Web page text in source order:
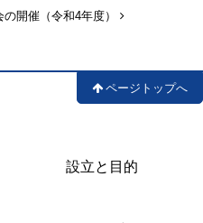
開催（令和4年度）
ページトップへ
設立と目的